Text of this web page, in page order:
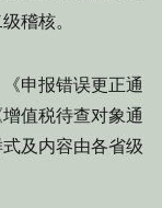
稽核。
申报错误更正通
值税待查对象通
及内容由各省级